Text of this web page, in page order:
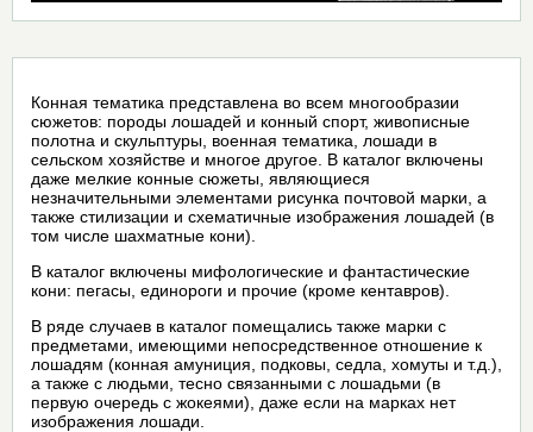
Конная тематика представлена во всем многообразии
сюжетов: породы лошадей и конный спорт, живописные
полотна и скульптуры, военная тематика, лошади в
сельском хозяйстве и многое другое. В каталог включены
даже мелкие конные сюжеты, являющиеся
незначительными элементами рисунка почтовой марки, а
также стилизации и схематичные изображения лошадей (в
том числе шахматные кони).
В каталог включены мифологические и фантастические
кони: пегасы, единороги и прочие (кроме кентавров).
В ряде случаев в каталог помещались также марки с
предметами, имеющими непосредственное отношение к
лошадям (конная амуниция, подковы, седла, хомуты и т.д.),
а также с людьми, тесно связанными с лошадьми (в
первую очередь с жокеями), даже если на марках нет
изображения лошади.